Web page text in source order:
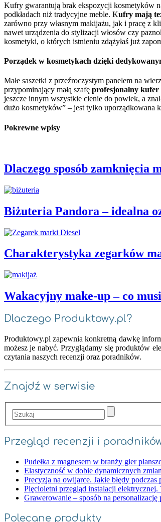
Kufry gwarantują brak ekspozycji kosmetyków
podkładach niż tradycyjne meble. Kufry mają
zarówno przy własnym makijażu, jak i pracę z
nawet urządzenia do stylizacji włosów czy
kosmetyki, o których istnieniu zdążyłaś już
Porządek w kosmetykach dzięki
Małe saszetki z przeźroczystym panelem na
przypominający małą szafę profesjonalny kufer
jeszcze innym wszystkie cienie do powiek, a
dużo kosmetyków” – jest tylko uporządkowana
Pokrewne wpisy
Dlaczego sposób zamknięcia
Biżuteria Pandora – idealna
Charakterystyka zegarków
Wakacyjny make-up – co
Dlaczego Produktowy.pl?
Produktowy.pl zapewnia konkretną dawkę
możesz je nabyć. Przyglądamy się produktów
czytania naszych recenzji oraz poradników.
Znajdź w serwisie
Przegląd recenzji i
Pudełka z magnesem w branży gier
Elastyczność w dobie dynamicznych
Precyzja na owijarce. Jakie błędy
Pięcioletni przegląd instalacji
Grawerowanie – sposób na
Polecane produkty